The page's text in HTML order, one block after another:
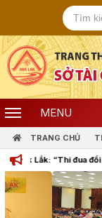
MENU
TRANG CHỦ
đua đổi mới, sáng tạo,